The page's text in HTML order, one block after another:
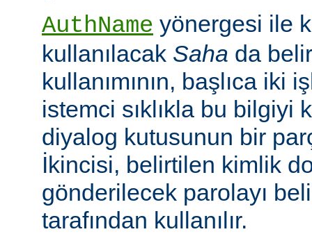
AuthName yönergesi ile
kullanılacak Saha da
kullanımının, başlıca iki
istemci sıklıkla bu bilgiyi
diyalog kutusunun bir
İkincisi, belirtilen kimlik
gönderilecek parolayı
tarafından kullanılır.